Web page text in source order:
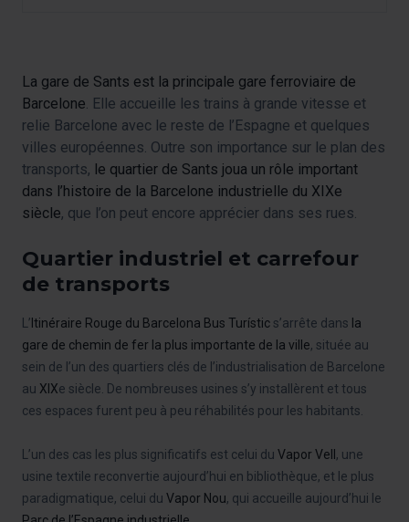
La gare de Sants est la principale gare ferroviaire de
Barcelone. Elle accueille les trains à grande vitesse et
relie Barcelone avec le reste de l’Espagne et quelques
villes européennes. Outre son importance sur le plan des
transports, le quartier de Sants joua un rôle important
dans l’histoire de la Barcelone industrielle du XIXe
siècle, que l’on peut encore apprécier dans ses rues.
Quartier industriel et carrefour
de transports
L’ Itinéraire Rouge du Barcelona Bus Turístic s’arrête dans la
gare de chemin de fer la plus importante de la ville, située au
sein de l’un des quartiers clés de l’industrialisation de Barcelone
au XIXe siècle. De nombreuses usines s’y installèrent et tous
ces espaces furent peu à peu réhabilités pour les habitants.
L’un des cas les plus significatifs est celui du Vapor Vell , une
usine textile reconvertie aujourd’hui en bibliothèque, et le plus
paradigmatique, celui du Vapor Nou, qui accueille aujourd’hui le